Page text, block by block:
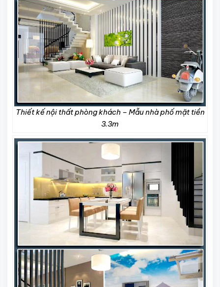
Thiết kế nội thất phòng khách – Mẫu nhà phố mặt tiền
3.3m